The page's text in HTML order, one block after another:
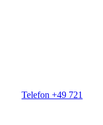
Telefon +49 721